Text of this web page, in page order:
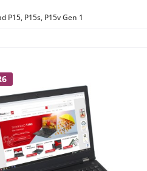
P15, P15s, P15v Gen 1